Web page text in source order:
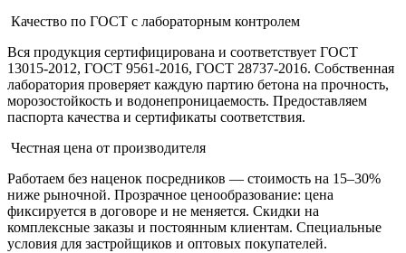
Качество по ГОСТ с лабораторным контролем
Вся продукция сертифицирована и соответствует ГОСТ
13015-2012, ГОСТ 9561-2016, ГОСТ 28737-2016. Собственная
лаборатория проверяет каждую партию бетона на прочность,
морозостойкость и водонепроницаемость. Предоставляем
паспорта качества и сертификаты соответствия.
Честная цена от производителя
Работаем без наценок посредников — стоимость на 15–30%
ниже рыночной. Прозрачное ценообразование: цена
фиксируется в договоре и не меняется. Скидки на
комплексные заказы и постоянным клиентам. Специальные
условия для застройщиков и оптовых покупателей.